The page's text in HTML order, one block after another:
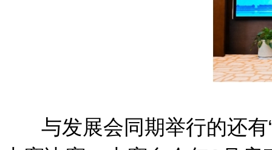
与发展会同期举行的还有“